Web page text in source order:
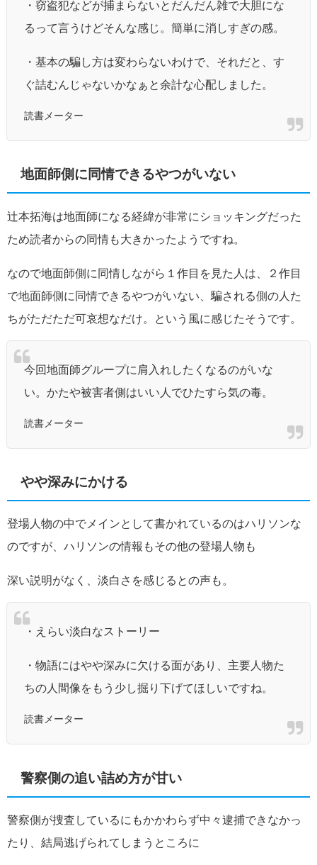
・窃盗犯などが捕まらないとだんだん雑で大胆にな
るって言うけどそんな感じ。簡単に消しすぎの感。
・基本の騙し方は変わらないわけで、それだと、す
ぐ詰むんじゃないかなぁと余計な心配しました。
読書メーター
地面師側に同情できるやつがいない
辻本拓海は地面師になる経緯が非常にショッキングだった
ため読者からの同情も大きかったようですね。
なので地面師側に同情しながら１作目を見た人は、２作目
で地面師側に同情できるやつがいない、騙される側の人た
ちがただただ可哀想なだけ。という風に感じたそうです。
今回地面師グループに肩入れしたくなるのがいな
い。かたや被害者側はいい人でひたすら気の毒。
読書メーター
やや深みにかける
登場人物の中でメインとして書かれているのはハリソンな
のですが、ハリソンの情報もその他の登場人物も
深い説明がなく、淡白さを感じるとの声も。
・えらい淡白なストーリー
・物語にはやや深みに欠ける面があり、主要人物た
ちの人間像をもう少し掘り下げてほしいですね。
読書メーター
警察側の追い詰め方が甘い
警察側が捜査しているにもかかわらず中々逮捕できなかっ
たり、結局逃げられてしまうところに